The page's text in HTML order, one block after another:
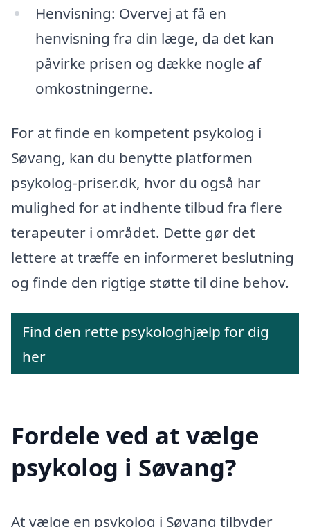
Henvisning: Overvej at få en
henvisning fra din læge, da det kan
påvirke prisen og dække nogle af
omkostningerne.
For at finde en kompetent psykolog i
Søvang, kan du benytte platformen
psykolog-priser.dk, hvor du også har
mulighed for at indhente tilbud fra flere
terapeuter i området. Dette gør det
lettere at træffe en informeret beslutning
og finde den rigtige støtte til dine behov.
Find den rette psykologhjælp for dig
her
Fordele ved at vælge
psykolog i Søvang?
At vælge en psykolog i Søvang tilbyder